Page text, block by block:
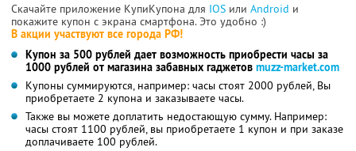
Скачайте приложение КупиКупона для IOS или Android и
покажите купон с экрана смартфона. Это удобно :)
В акции участвуют все города РФ!
Купон за 500 рублей дает возможность приобрести часы за
1000 рублей от магазина забавных гаджетов muzz-market.com
Купоны суммируются, например: часы стоят 2000 рублей, Вы
приобретаете 2 купона и заказываете часы.
Также вы можете доплатить недостающую сумму. Например:
часы стоят 1100 рублей, вы приобретаете 1 купон и при заказе
доплачиваете 100 рублей.